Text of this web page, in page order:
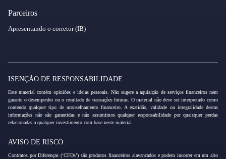
Parceiros
Apresentando o corretor (IB)
ISENÇÃO DE RESPONSABILIDADE:
Este material contém opiniões e ideias pessoais. Não sugere a aquisição de serviços financeiros nem
garante o desempenho ou o resultado de transações futuras. O material não deve ser interpretado como
contendo qualquer tipo de aconselhamento financeiro. A exatidão, validade ou integralidade destas
informações não são garantidas e não assumimos qualquer responsabilidade por quaisquer perdas
relacionadas a qualquer investimento com base neste material.
AVISO DE RISCO:
Contratos por Diferenças (‘CFDs’) são produtos financeiros alavancados e podem incorrer em um alto